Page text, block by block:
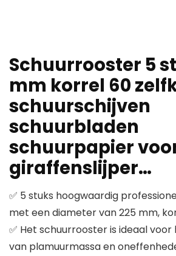
Schuurrooster 5
mm korrel 60
schuurschijven
schuurbladen
schuurpapier
giraffenslijper…
✅ 5 stuks hoogwaardig
met een diameter van 225 mm,
✅ Het schuurrooster is ideaal
van plamuurmassa en